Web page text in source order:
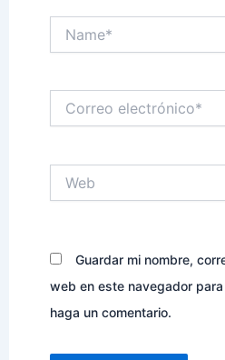
electrónico*
Guardar mi nombre,
web en este navegador
haga un comentario.